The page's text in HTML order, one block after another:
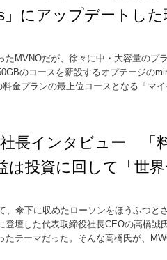
」にアップデートし
たMVNOだが、徐々に中・大容量のプ
のコースを新設するオプテージの
金プランの最上位コースとなる「マ
長インタビュー 「
は投資に回して「世
、傘下に収めたローソンをほうふつと
登壇した代表取締役社長CEOの高橋誠
たテーマだった。そんな高橋氏が、